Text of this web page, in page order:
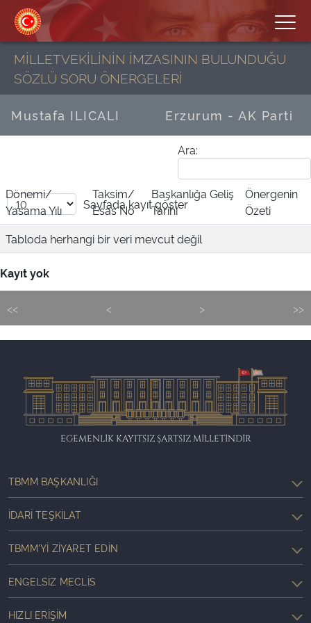
MİLLETVEKİLİNİN İMZASININ BULUNDUĞU
SÖZLÜ SORU ÖNERGELERİ
Mustafa ILICALI Erzurum - AK Parti
Ara:
Sayfadakayıt göster
Dönemi/
Yasama Yılı
Taksim/
Esas No
Başkanlığa Geliş
Tarihi
Önergenin
Özeti
Tabloda herhangi bir veri mevcut değil
Kayıt yok
<< < > >>
EGEMENLİK KAYITSIZ ŞARTSIZ MİLLETİNDİR
TBMM BAŞKANLIĞI
İDARI TEŞKILAT
TBMM'YI ZIYARET EDIN
ENGELSIZ MECLIS
HIZLI ERIŞIM